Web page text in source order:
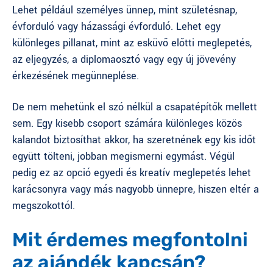
Lehet például személyes ünnep, mint születésnap,
évforduló vagy házassági évforduló. Lehet egy
különleges pillanat, mint az esküvő előtti meglepetés,
az eljegyzés, a diplomaosztó vagy egy új jövevény
érkezésének megünneplése.
De nem mehetünk el szó nélkül a csapatépítők mellett
sem. Egy kisebb csoport számára különleges közös
kalandot biztosíthat akkor, ha szeretnének egy kis időt
együtt tölteni, jobban megismerni egymást. Végül
pedig ez az opció egyedi és kreatív meglepetés lehet
karácsonyra vagy más nagyobb ünnepre, hiszen eltér a
megszokottól.
Mit érdemes megfontolni
az ajándék kapcsán?